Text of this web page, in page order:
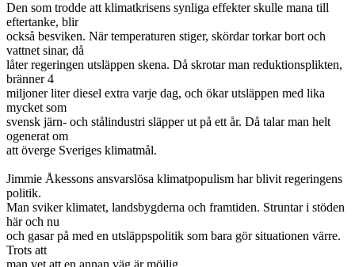
Den som trodde att klimatkrisens synliga effekter skulle mana till
eftertanke, blir
också besviken. När temperaturen stiger, skördar torkar bort och
vattnet sinar, då
låter regeringen utsläppen skena. Då skrotar man reduktionsplikten,
bränner 4
miljoner liter diesel extra varje dag, och ökar utsläppen med lika
mycket som
svensk järn- och stålindustri släpper ut på ett år. Då talar man helt
ogenerat om
att överge Sveriges klimatmål.
Jimmie Åkessons ansvarslösa klimatpopulism har blivit regeringens
politik.
Man sviker klimatet, landsbygderna och framtiden. Struntar i stöden
här och nu
och gasar på med en utsläppspolitik som bara gör situationen värre.
Trots att